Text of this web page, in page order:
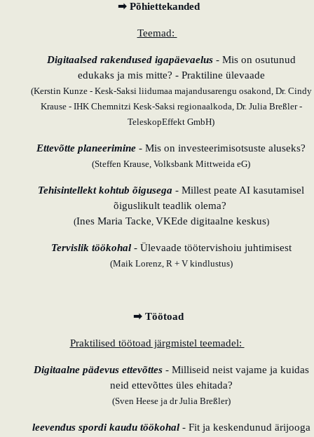
➡ Põhiettekanded
Teemad:
Digitaalsed rakendused igapäevaelus- Mis on osutunud
edukaks ja mis mitte? - Praktiline ülevaade
(Kerstin Kunze - Kesk-Saksi liidumaa majandusarengu osakond, Dr. Cindy
Krause - IHK Chemnitzi Kesk-Saksi regionaalkoda, Dr. Julia Breßler -
TeleskopEffekt GmbH)
Ettevõtte planeerimine - Mis on investeerimisotsuste aluseks?
(Steffen Krause, Volksbank Mittweida eG)
Tehisintellekt kohtub õigusega - Millest peate AI kasutamisel
õiguslikult teadlik olema?
(Ines Maria Tacke, VKEde digitaalne keskus)
Tervislik töökohal- Ülevaade töötervishoiu juhtimisest
(Maik Lorenz, R + V kindlustus)
➡ Töötoad
Praktilised töötoad järgmistel teemadel:
Digitaalne pädevus ettevõttes - Milliseid neist vajame ja kuidas
neid ettevõttes üles ehitada?
(Sven Heese ja dr Julia Breßler)
leevendus spordi kaudu töökohal- Fit ja keskendunud ärijooga